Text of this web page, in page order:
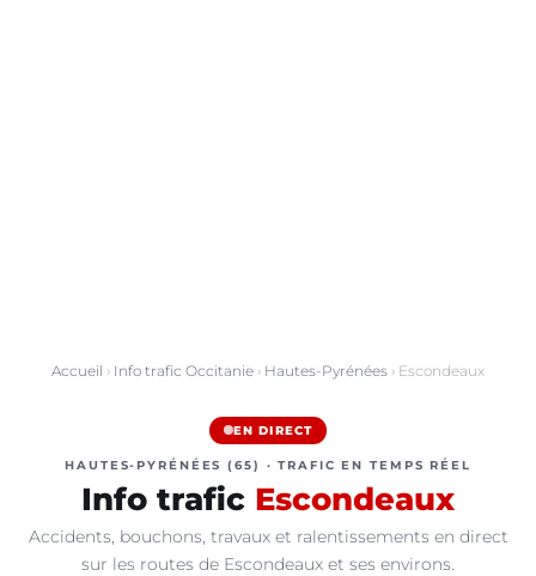
Accueil › Info trafic Occitanie › Hautes-Pyrénées › Escondeaux
EN DIRECT
HAUTES-PYRÉNÉES (65) · TRAFIC EN TEMPS RÉEL
Info trafic Escondeaux
Accidents, bouchons, travaux et ralentissements en direct
sur les routes de Escondeaux et ses environs.